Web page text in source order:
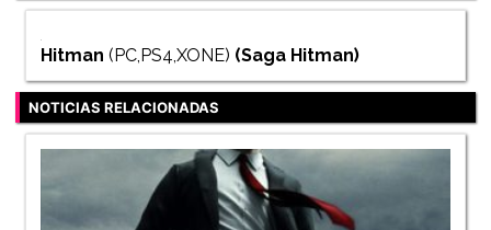
Hitman (PC,PS4,XONE) (Saga Hitman)
NOTICIAS RELACIONADAS